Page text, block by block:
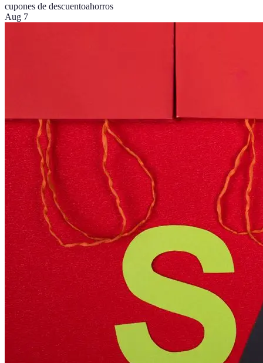
cupones de descuentoahorros
Aug 7